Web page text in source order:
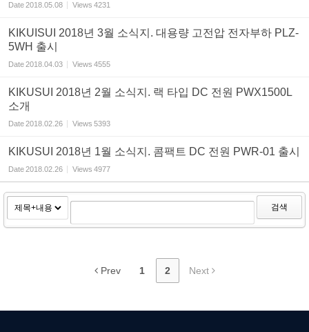
Date2018.05.08 Views 4231
KIKUISUI 2018년 3월 소식지. 대용량 고전압 전자부하 PLZ-
5WH 출시
Date2018.04.03 Views 4555
KIKUSUI 2018년 2월 소식지. 랙 타입 DC 전원 PWX1500L
소개
Date2018.02.26 Views 5393
KIKUSUI 2018년 1월 소식지. 콤팩트 DC 전원 PWR-01 출시
Date2018.02.26 Views 4977
검색
Prev 1 2 Next